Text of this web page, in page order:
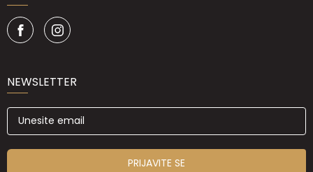
NEWSLETTER
PRIJAVITE SE